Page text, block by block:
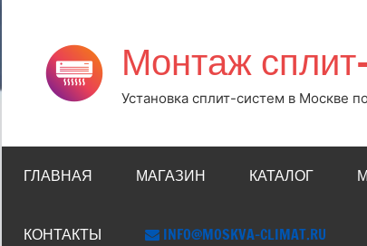
содержимому
Монтаж
Установка сплит-систем в Москве
ГЛАВНАЯ МАГАЗИН КАТАЛОГ
КОНТАКТЫ INFO@MOSKVA-CLIMAT.RU